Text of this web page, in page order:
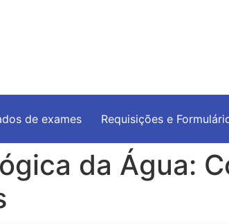
de exames Requisições e
da Água: